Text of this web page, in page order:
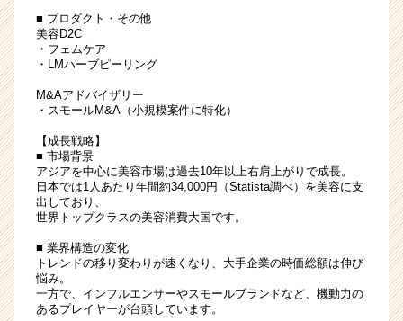
卒
|
ン
成
企
か
ス
カ
■ プロダクト・その他
美容D2C
・フェムケア
・LMハーブピーリング
M&Aアドバイザリー
・スモールM&A（小規模案件に特化）
【成長戦略】
■ 市場背景
アジアを中心に美容市場は過去10年以上右肩上がりで成長。
日本では1人あたり年間約34,000円（Statista調べ）を美容に支
出しており、
世界トップクラスの美容消費大国です。
■ 業界構造の変化
トレンドの移り変わりが速くなり、大手企業の時価総額は伸び
悩み。
一方で、インフルエンサーやスモールブランドなど、機動力の
あるプレイヤーが台頭しています。